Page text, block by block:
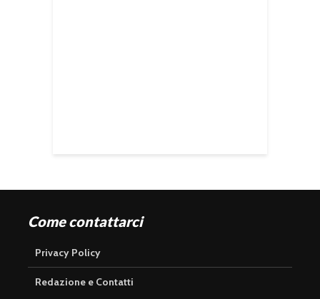
Come contattarci
Privacy Policy
Redazione e Contatti